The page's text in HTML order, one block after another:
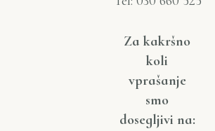
Za kakršno
koli
vprašanje
smo
dosegljivi na: